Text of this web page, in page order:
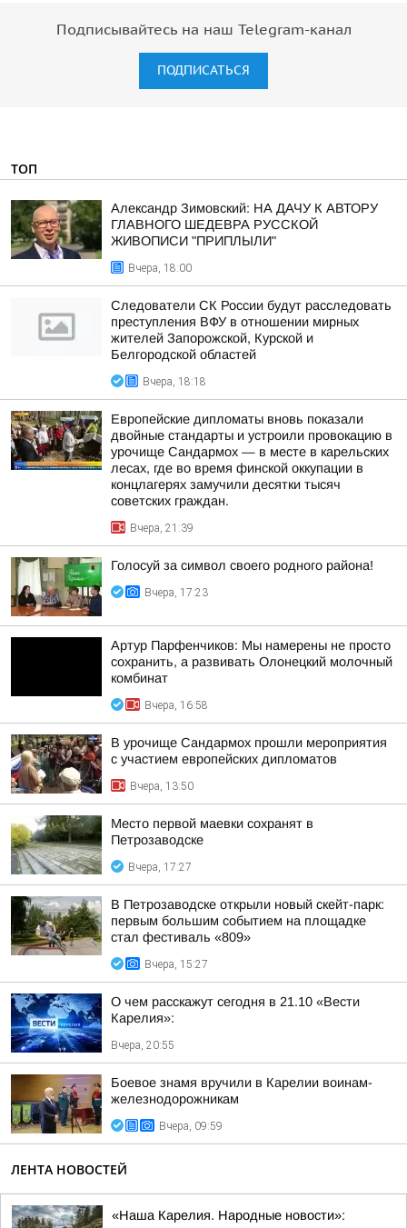
Подписывайтесь на наш Telegram-канал
ПОДПИСАТЬСЯ
ТОП
Александр Зимовский: НА ДАЧУ К АВТОРУ
ГЛАВНОГО ШЕДЕВРА РУССКОЙ
ЖИВОПИСИ "ПРИПЛЫЛИ"
Вчера, 18:00
Следователи СК России будут расследовать
преступления ВФУ в отношении мирных
жителей Запорожской, Курской и
Белгородской областей
Вчера, 18:18
Европейские дипломаты вновь показали
двойные стандарты и устроили провокацию в
урочище Сандармох — в месте в карельских
лесах, где во время финской оккупации в
концлагерях замучили десятки тысяч
советских граждан.
Вчера, 21:39
Голосуй за символ своего родного района!
Вчера, 17:23
Артур Парфенчиков: Мы намерены не просто
сохранить, а развивать Олонецкий молочный
комбинат
Вчера, 16:58
В урочище Сандармох прошли мероприятия
с участием европейских дипломатов
Вчера, 13:50
Место первой маевки сохранят в
Петрозаводске
Вчера, 17:27
В Петрозаводске открыли новый скейт-парк:
первым большим событием на площадке
стал фестиваль «809»
Вчера, 15:27
О чем расскажут сегодня в 21.10 «Вести
Карелия»:
Вчера, 20:55
Боевое знамя вручили в Карелии воинам-
железнодорожникам
Вчера, 09:59
ЛЕНТА НОВОСТЕЙ
«Наша Карелия. Народные новости»: